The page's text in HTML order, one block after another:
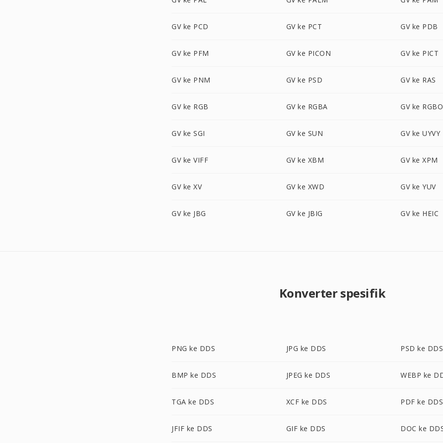
GV ke PCD GV ke PCT GV ke PDB
GV ke PFM GV ke PICON GV ke PICT
GV ke PNM GV ke PSD GV ke RAS
GV ke RGB GV ke RGBA GV ke RGBO
GV ke SGI GV ke SUN GV ke UYVY
GV ke VIFF GV ke XBM GV ke XPM
GV ke XV GV ke XWD GV ke YUV
GV ke JBG GV ke JBIG GV ke HEIC
Konverter spesifik
PNG ke DDS JPG ke DDS PSD ke DDS
BMP ke DDS JPEG ke DDS WEBP ke
TGA ke DDS XCF ke DDS PDF ke DDS
JFIF ke DDS GIF ke DDS DOC ke